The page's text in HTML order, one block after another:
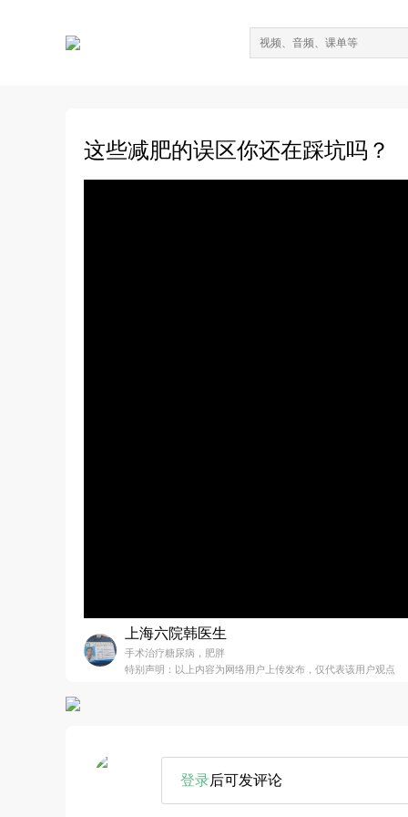
这些减肥的误区你还在踩坑吗？
上海六院韩医生
手术治疗糖尿病，肥胖
特别声明：以上内容为网络用户上传发布，仅代表该用户观点
登录后可发评论